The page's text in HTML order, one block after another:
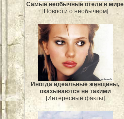
Самые необычные отели в мире
[Новости о необычном]
Иногда идеальные женщины,
оказываются не такими
[Интересные факты]